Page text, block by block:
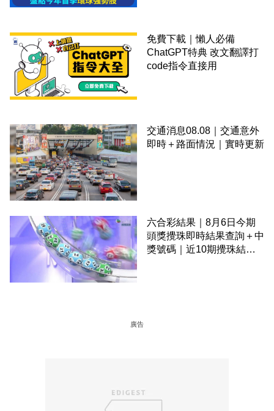
免費下載｜懶人必備
ChatGPT特典 改文翻譯打
code指令直接用
交通消息08.08｜交通意外
即時＋路面情況｜實時更新
六合彩結果｜8月6日今期
頭獎攪珠即時結果查詢＋中
獎號碼｜近10期攪珠結果
廣告